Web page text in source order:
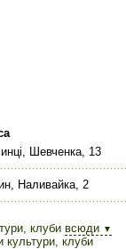
Шевченка, 13
Наливайка, 2
клуби всюди ▼
культури, клуби